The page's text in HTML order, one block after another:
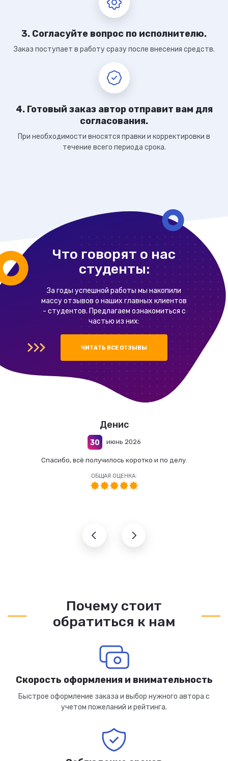
3. Согласуйте вопрос по исполнителю.
Заказ поступает в работу сразу после внесения средств.
4. Готовый заказ автор отправит вам для
согласования.
При необходимости вносятся правки и корректировки в
течение всего периода срока.
Что говорят о нас
студенты:
За годы успешной работы мы накопили
массу отзывов о наших главных клиентов
- студентов. Предлагаем ознакомиться с
частью из них:
ЧИТАТЬ ВСЕ ОТЗЫВЫ
Денис
30 июнь 2026
Спасибо, всё получилось коротко и по делу.
ОБЩАЯ ОЦЕНКА:
Почему стоит
обратиться к нам
Скорость оформления и внимательность
Быстрое оформление заказа и выбор нужного автора с
учетом пожеланий и рейтинга.